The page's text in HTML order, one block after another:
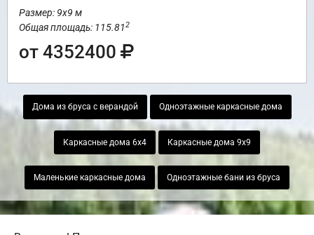
Размер: 9х9 м
Общая площадь: 115.812
от 4352400
Дома из бруса с верандой Одноэтажные каркасные дома
Каркасные дома 6х4 Каркасные дома 9х9
Маленькие каркасные дома Одноэтажные бани из бруса